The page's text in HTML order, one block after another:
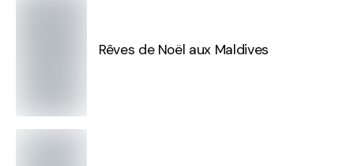
Rêves de Noël aux Maldives